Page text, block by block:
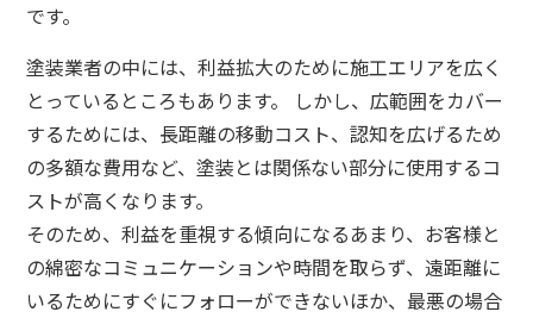
です。
塗装業者の中には、利益拡大のために施工エリアを広く
とっているところもあります。 しかし、広範囲をカバー
するためには、長距離の移動コスト、認知を広げるため
の多額な費用など、塗装とは関係ない部分に使用するコ
ストが高くなります。
そのため、利益を重視する傾向になるあまり、お客様と
の綿密なコミュニケーションや時間を取らず、遠距離に
いるためにすぐにフォローができないほか、最悪の場合